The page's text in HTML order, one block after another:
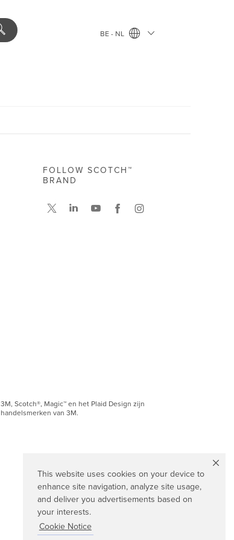
This website uses cookies on your device to
enhance site navigation, analyze site usage,
and deliver you advertisements based on
your interests.
Cookie Notice
BE - NL
FOLLOW SCOTCH™
BRAND
3M, Scotch®, Magic™ en het Plaid Design zijn
handelsmerken van 3M.